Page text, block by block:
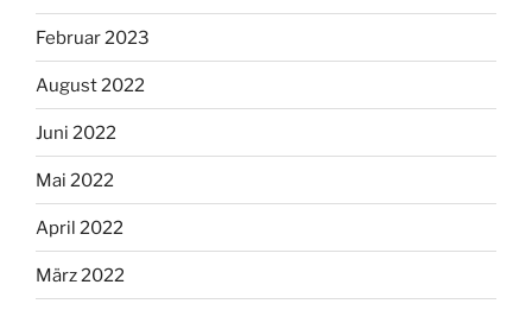
Februar 2023
August 2022
Juni 2022
Mai 2022
April 2022
März 2022